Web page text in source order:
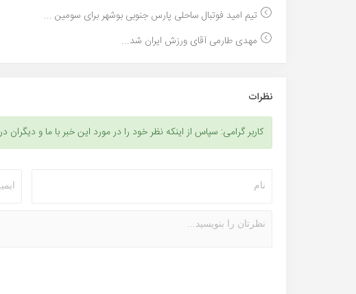
تیم امید فوتبال ساحلی پارس جنوبی بوشهر برای سومین ...
مهدی طارمی آقای ورزش ایران شد...
نظرات
کاربر گرامی: سپاس از اینکه نظر خود را در مورد این خبر با ما و دیگران